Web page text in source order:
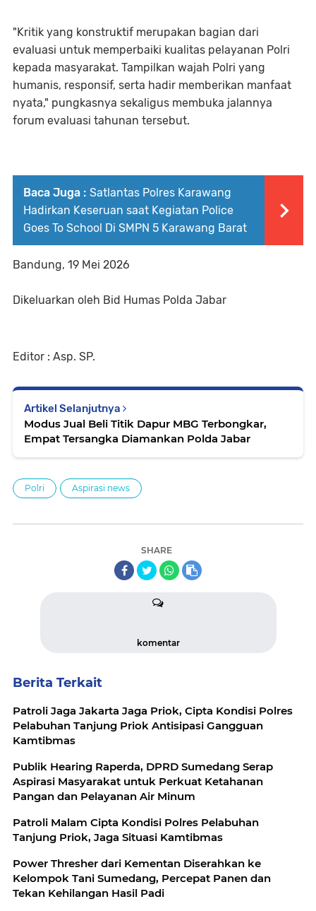
‎"Kritik yang konstruktif merupakan bagian dari
evaluasi untuk memperbaiki kualitas pelayanan Polri
kepada masyarakat. Tampilkan wajah Polri yang
humanis, responsif, serta hadir memberikan manfaat
nyata," pungkasnya sekaligus membuka jalannya
forum evaluasi tahunan tersebut.
Baca Juga : Satlantas Polres Karawang
Hadirkan Keseruan saat Kegiatan Police
Goes To School Di SMPN 5 Karawang Barat
‎Bandung, 19 Mei 2026
‎Dikeluarkan oleh Bid Humas Polda Jabar
Editor : Asp. SP.
Artikel Selanjutnya
‎Modus Jual Beli Titik Dapur MBG Terbongkar,
Empat Tersangka Diamankan Polda Jabar
Polri Aspirasi news
SHARE
komentar
Berita Terkait
Patroli Jaga Jakarta Jaga Priok, Cipta Kondisi Polres
Pelabuhan Tanjung Priok Antisipasi Gangguan
Kamtibmas
Publik Hearing Raperda, DPRD Sumedang Serap
Aspirasi Masyarakat untuk Perkuat Ketahanan
Pangan dan Pelayanan Air Minum
Patroli Malam Cipta Kondisi Polres Pelabuhan
Tanjung Priok, Jaga Situasi Kamtibmas
Power Thresher dari Kementan Diserahkan ke
Kelompok Tani Sumedang, Percepat Panen dan
Tekan Kehilangan Hasil Padi